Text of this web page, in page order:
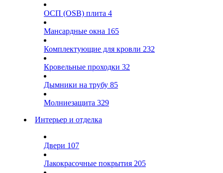
ОСП (OSB) плита 4
Мансардные окна 165
Комплектующие для кровли 232
Кровельные проходки 32
Дымники на трубу 85
Молниезащита 329
Интерьер и отделка
Двери 107
Лакокрасочные покрытия 205